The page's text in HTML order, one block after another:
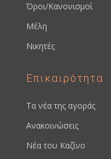
Όροι/Κανονισμοί
Μέλη
Νικητές
Επικαιρότητα
Τα νέα της αγοράς
Ανακοινώσεις
Νέα του Καζίνο